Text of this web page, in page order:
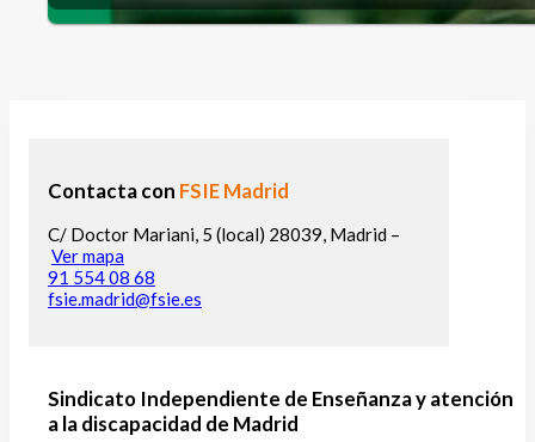
Contacta con FSIE Madrid
C/ Doctor Mariani, 5 (local) 28039, Madrid –
Ver mapa
91 554 08 68
fsie.madrid@fsie.es
Sindicato Independiente de Enseñanza y atención
a la discapacidad de Madrid